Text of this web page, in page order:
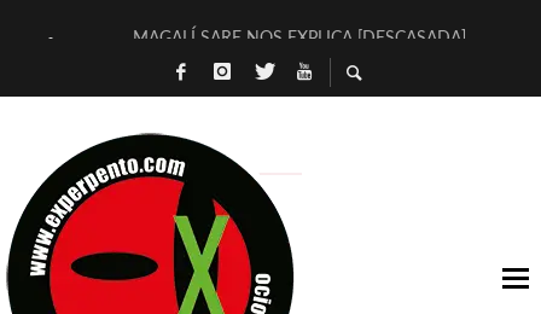
MAGALÍ SARE NOS EXPLICA [DESCASADA]
«NO TENGO PUTOS SUEÑOS»
[LA BOLA NEGRA] DE JAVIER CALVO Y JAVIER AMBROSSI
OSLO OVNIES LLEGAN CORRIENDO A ARANDA
FÉLIX CALVO NOS PRESENTA [LAS PALMERAS] (NOVELA
[EL SER QUERIDO] DE RODRIGO SOROGOYEN